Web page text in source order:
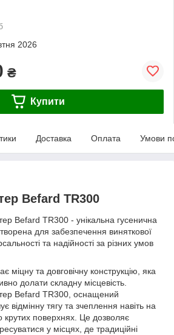
2026
₴
Купити
Доставка Оплата Умови
Befard TR300
Befard TR300 - унікальна гусенична
для забезпечення виняткової
та надійності за різних умов
міцну та довговічну конструкцію, яка
долати складну місцевість.
Befard TR300, оснащений
відмінну тягу та зчеплення навіть на
крутих поверхнях. Це дозволяє
у місцях, де традиційні